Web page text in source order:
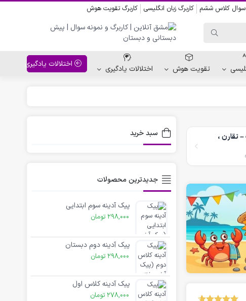
سوال کلاس ششم کاربرگ زبان انگلیسی کاربرگ تقویت هوش
کاربرگ نقاشی نشانه ها
کاربرگ مناسبت ها
تقویت هوش اختلالات یادگیری اختلالات یادگیری
– تقارن ،
سبد خرید
جدیدترین محصولات
پیک آدینه سوم ابتدایی
298,000 تومان
پیک آدینه دوم دبستان
298,000 تومان
پیک آدینه کلاس اول
278,000 تومان